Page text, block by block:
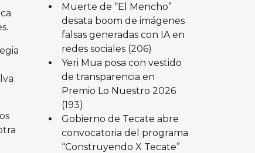
Muerte de “El Mencho”
desata boom de imágenes
falsas generadas con IA en
redes sociales (206)
Yeri Mua posa con vestido
de transparencia en
Premio Lo Nuestro 2026
(193)
Gobierno de Tecate abre
convocatoria del programa
“Construyendo X Tecate”